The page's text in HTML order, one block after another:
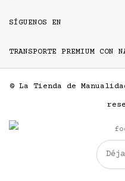
SÍGUENOS EN
TRANSPORTE PREMIUM CON
© La Tienda de